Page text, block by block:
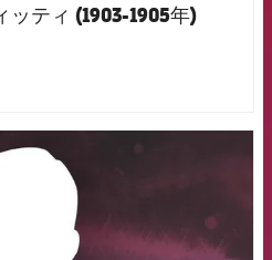
ッティ (1903-1905年)
FCB Barcelona badge